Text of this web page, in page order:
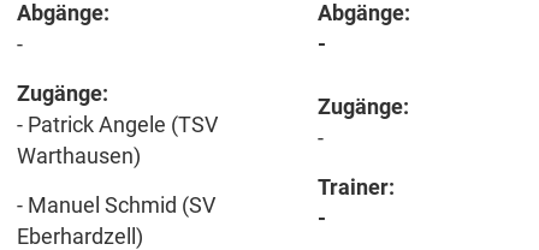
Abgänge:
-
Zugänge:
- Patrick Angele (TSV
Warthausen)
- Manuel Schmid (SV
Eberhardzell)
Abgänge:
-
Zugänge:
-
Trainer:
-